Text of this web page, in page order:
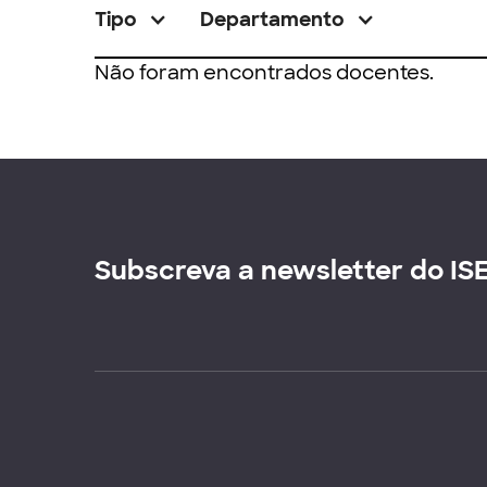
Tipo Departamento
Não foram encontrados docentes.
Subscreva a newsletter do